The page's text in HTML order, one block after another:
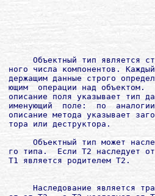
Объектный тип является
ного числа компонентов.
держащим данные строго
ющим  операции над объектом.
описание поля указывает тип
именующий  поле:  по
описание метода указывает
тора или деструктора.
Объектный тип может
го типа.  Если T2 наследует
T1 является родителем T2.
Наследование является